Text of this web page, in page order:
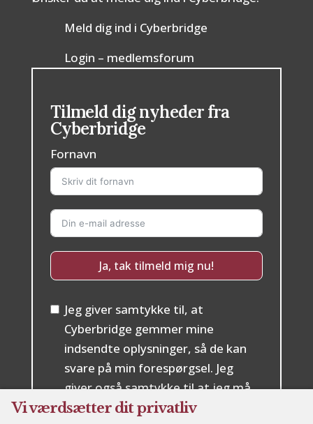
Meld dig ind i Cyberbridge
Login – medlemsforum
Tilmeld dig nyheder fra
Cyberbridge
Fornavn
Ja, tak tilmeld mig nu!
Jeg giver samtykke til, at
Cyberbridge gemmer mine
indsendte oplysninger, så de kan
svare på min forespørgsel. Jeg
giver også samtykke til at jeg må
kontaktes vedrørende nyheder og
Vi værdsætter dit privatliv